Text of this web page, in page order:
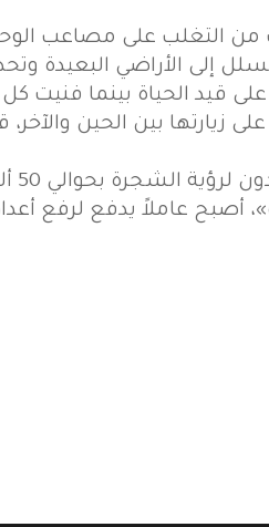
من التغلب على مصاعب
إلى الأراضي البعيدة
قيد الحياة بينما فنيت كل
زيارتها بين الحين
عاملاً يدفع لرفع أعداد